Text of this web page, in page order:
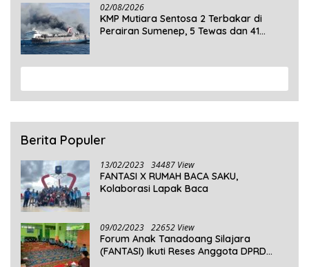
02/08/2026
KMP Mutiara Sentosa 2 Terbakar di
Perairan Sumenep, 5 Tewas dan 41
Berita Populer
13/02/2023 34487 View
FANTASI X RUMAH BACA SAKU,
Kolaborasi Lapak Baca
09/02/2023 22652 View
Forum Anak Tanadoang Silajara
(FANTASI) Ikuti Reses Anggota DPRD